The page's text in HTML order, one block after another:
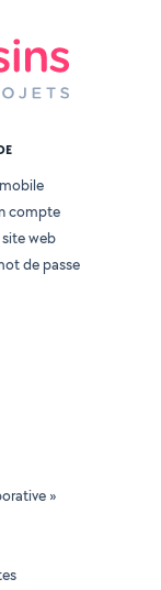
compte
site web
de passe
»